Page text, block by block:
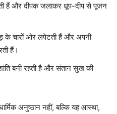
हैं और दीपक जलाकर धूप-दीप से पूजन
के चारों ओर लपेटती हैं और अपनी
हैं।
बनी रहती है और संतान सुख की
अनुष्ठान नहीं, बल्कि यह आस्था,